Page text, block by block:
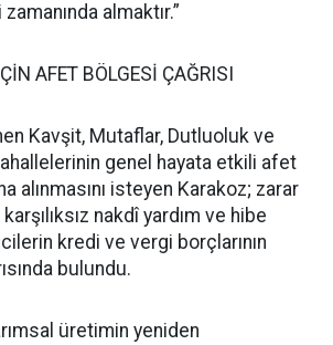
almaktır.”
AFET BÖLGESİ ÇAĞRISI
Kavşit, Mutaflar, Dutluoluk ve
genel hayata etkili afet
alınmasını isteyen Karakoz; zarar
nakdî yardım ve hibe
kredi ve vergi borçlarının
bulundu.
üretimin yeniden